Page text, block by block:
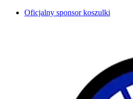
Oficjalny sponsor koszulki